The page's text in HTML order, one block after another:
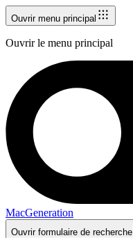
Ouvrir menu principal
Ouvrir le menu principal
MacGeneration
Ouvrir formulaire de recherche